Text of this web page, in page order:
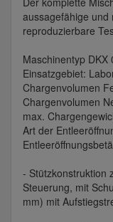
aussagefähige und
reproduzierbare
Maschinentyp DKX
Einsatzgebiet:
Chargenvolumen
Chargenvolumen
max.
Art der
- Stützkonstruktion
Steuerung, mit
mm) mit